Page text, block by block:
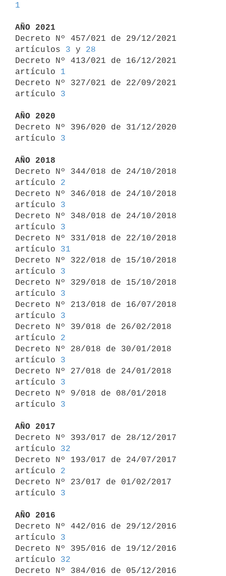
1
AÑO 2021
Decreto Nº 457/021 de 29/12/2021
artículos 3 y 28
Decreto Nº 413/021 de 16/12/2021
artículo 1
Decreto Nº 327/021 de 22/09/2021
artículo 3
AÑO 2020
Decreto Nº 396/020 de 31/12/2020
artículo 3
AÑO 2018
Decreto Nº 344/018 de 24/10/2018
artículo 2
Decreto Nº 346/018 de 24/10/2018
artículo 3
Decreto Nº 348/018 de 24/10/2018
artículo 3
Decreto Nº 331/018 de 22/10/2018
artículo 31
Decreto Nº 322/018 de 15/10/2018
artículo 3
Decreto Nº 329/018 de 15/10/2018
artículo 3
Decreto Nº 213/018 de 16/07/2018
artículo 3
Decreto Nº 39/018 de 26/02/2018
artículo 2
Decreto Nº 28/018 de 30/01/2018
artículo 3
Decreto Nº 27/018 de 24/01/2018
artículo 3
Decreto Nº 9/018 de 08/01/2018
artículo 3
AÑO 2017
Decreto Nº 393/017 de 28/12/2017
artículo 32
Decreto Nº 193/017 de 24/07/2017
artículo 2
Decreto Nº 23/017 de 01/02/2017
artículo 3
AÑO 2016
Decreto Nº 442/016 de 29/12/2016
artículo 3
Decreto Nº 395/016 de 19/12/2016
artículo 32
Decreto Nº 384/016 de 05/12/2016